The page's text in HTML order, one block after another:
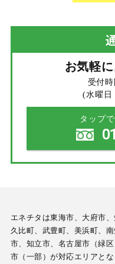
お気軽
受付
(水曜日
タップ
エネチタは東海市、大府市
久比町、武豊町、美浜町、
市、知立市、名古屋市（緑
市（一部）が対応エリアと